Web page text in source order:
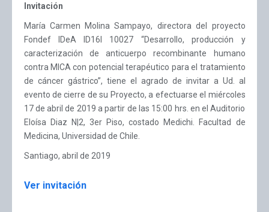
Invitación
María Carmen Molina Sampayo, directora del proyecto
Fondef IDeA ID16I 10027 “Desarrollo, producción y
caracterización de anticuerpo recombinante humano
contra MICA con potencial terapéutico para el tratamiento
de cáncer gástrico”, tiene el agrado de invitar a Ud. al
evento de cierre de su Proyecto, a efectuarse el miércoles
17 de abril de 2019 a partir de las 15:00 hrs. en el Auditorio
Eloísa Diaz N|2, 3er Piso, costado Medichi. Facultad de
Medicina, Universidad de Chile.
Santiago, abril de 2019
Ver invitación